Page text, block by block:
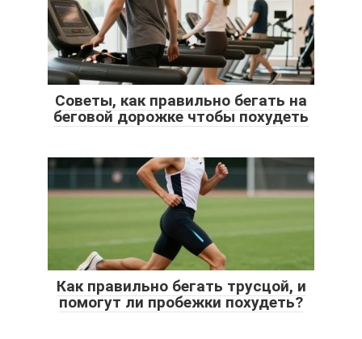
Советы, как правильно бегать на
беговой дорожке чтобы похудеть
Как правильно бегать трусцой, и
помогут ли пробежки похудеть?